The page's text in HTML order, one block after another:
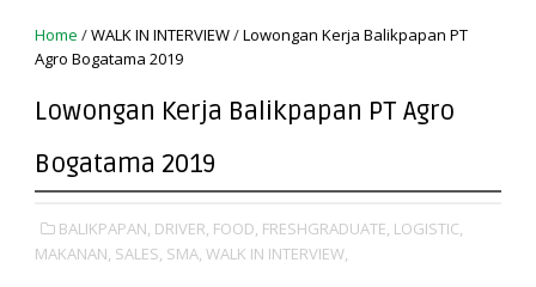
Home /WALK IN INTERVIEW/Lowongan Kerja Balikpapan PT
Agro Bogatama 2019
Lowongan Kerja Balikpapan PT Agro
Bogatama 2019
BALIKPAPAN, DRIVER, FOOD, FRESHGRADUATE, LOGISTIC,
MAKANAN, SALES, SMA, WALK IN INTERVIEW,